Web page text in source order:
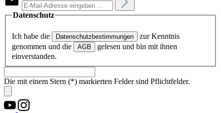
Datenschutz
Ich habe die Datenschutzbestimmungen
zur Kenntnis
genommen und die
AGB
gelesen und bin mit ihnen
einverstanden.
Die mit einem Stern (*) markierten Felder sind Pflichtfelder.